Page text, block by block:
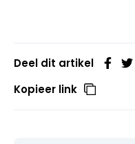
Deel dit artikel
Kopieer link